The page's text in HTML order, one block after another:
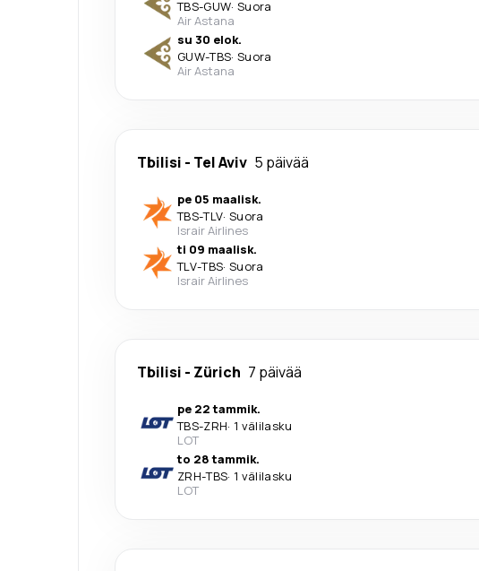
TBS-GUW· Suora
Air Astana
su 30 elok.
GUW-TBS· Suora
Air Astana
Tbilisi - Tel Aviv 5 päivää
pe 05 maalisk.
TBS-TLV· Suora
Israir Airlines
ti 09 maalisk.
TLV-TBS· Suora
Israir Airlines
Tbilisi - Zürich 7 päivää
pe 22 tammik.
TBS-ZRH· 1 välilasku
LOT
to 28 tammik.
ZRH-TBS· 1 välilasku
LOT